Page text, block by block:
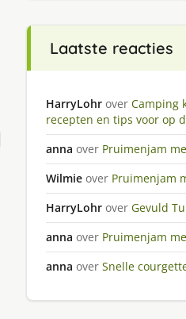
Laatste reacties
HarryLohr over Camping
recepten en tips voor op
anna over Pruimenjam
Wilmie over Pruimenjam
HarryLohr over Gevuld
anna over Pruimenjam
anna over Snelle